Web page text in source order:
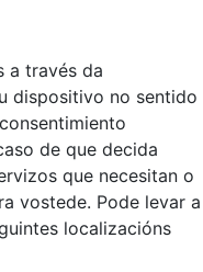
a través da
dispositivo no sentido
de que decida
que necesitan o
vostede. Pode levar a
localizacións